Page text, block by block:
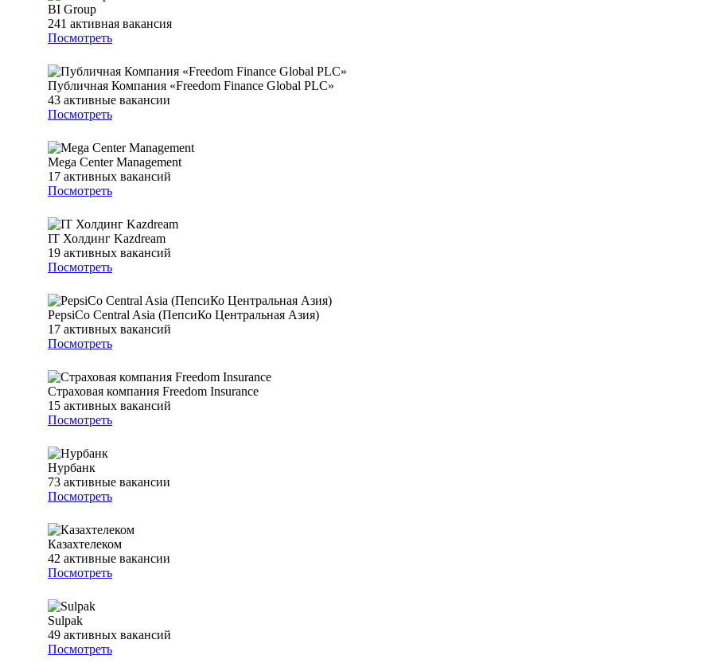
BI Group
241 активная вакансия
Посмотреть
Публичная Компания «Freedom Finance Global PLC»
43 активные вакансии
Посмотреть
Mega Center Management
17 активных вакансий
Посмотреть
IT Холдинг Kazdream
19 активных вакансий
Посмотреть
PepsiCo Central Asia (ПепсиКо Центральная Азия)
17 активных вакансий
Посмотреть
Страховая компания Freedom Insurance
15 активных вакансий
Посмотреть
Нурбанк
73 активные вакансии
Посмотреть
Казахтелеком
42 активные вакансии
Посмотреть
Sulpak
49 активных вакансий
Посмотреть